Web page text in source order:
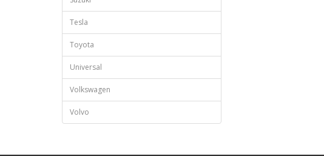
Tesla
Toyota
Universal
Volkswagen
Volvo